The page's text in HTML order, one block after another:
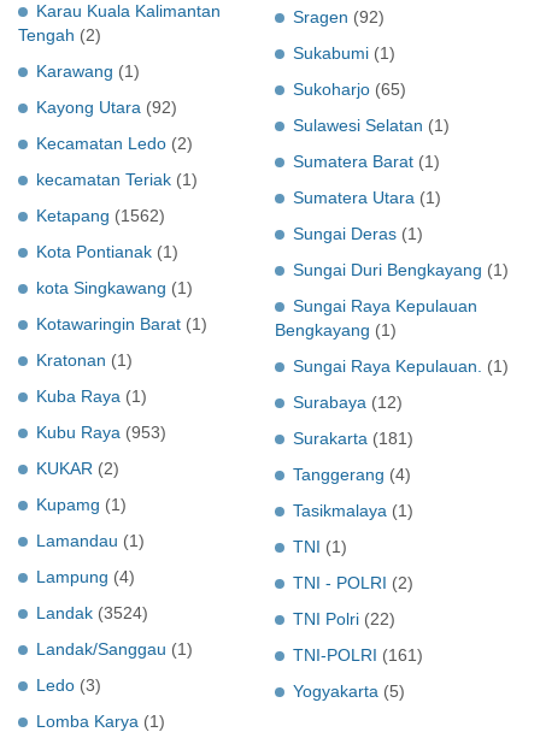
Karau Kuala Kalimantan
Tengah (2)
Karawang (1)
Kayong Utara (92)
Kecamatan Ledo (2)
kecamatan Teriak (1)
Ketapang (1562)
Kota Pontianak (1)
kota Singkawang (1)
Kotawaringin Barat (1)
Kratonan (1)
Kuba Raya (1)
Kubu Raya (953)
KUKAR (2)
Kupamg (1)
Lamandau (1)
Lampung (4)
Landak (3524)
Landak/Sanggau (1)
Ledo (3)
Lomba Karya (1)
Sragen (92)
Sukabumi (1)
Sukoharjo (65)
Sulawesi Selatan (1)
Sumatera Barat (1)
Sumatera Utara (1)
Sungai Deras (1)
Sungai Duri Bengkayang (1)
Sungai Raya Kepulauan
Bengkayang (1)
Sungai Raya Kepulauan.
(1)
Surabaya (12)
Surakarta (181)
Tanggerang (4)
Tasikmalaya (1)
TNI (1)
TNI - POLRI (2)
TNI Polri (22)
TNI-POLRI (161)
Yogyakarta (5)